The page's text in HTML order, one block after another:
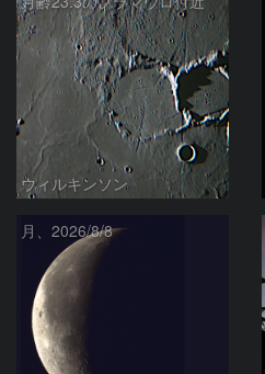
ウィルキンソン
月、2026/8/8